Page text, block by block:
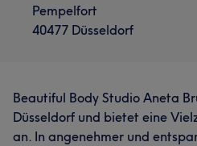
Pempelfort
40477 Düsseldorf
Beautiful Body Studio Aneta
Düsseldorf und bietet eine
an. In angenehmer und